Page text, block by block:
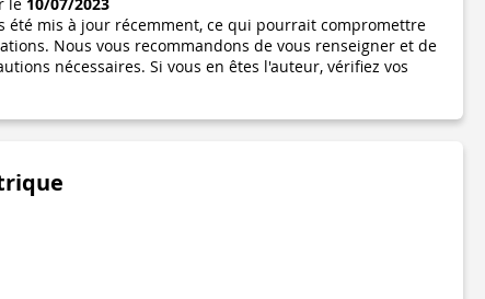
été mis à jour récemment, ce qui pourrait compromettre
Nous vous recommandons de vous renseigner et de
nécessaires. Si vous en êtes l'auteur, vérifiez vos